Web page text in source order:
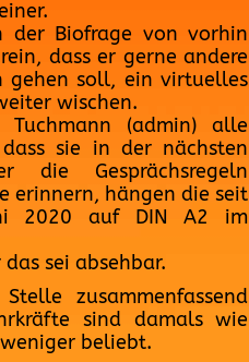
der Biofrage von vorhin
dass er gerne andere
gehen soll, ein virtuelles
wischen.
(admin) alle
sie in der nächsten
Gesprächsregeln
erinnern, hängen die seit
2020 auf DIN A2 im
sei absehbar.
zusammenfassend
sind damals wie
beliebt.